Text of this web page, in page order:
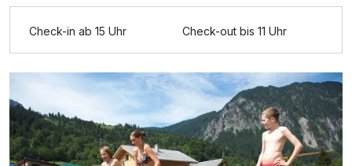
Check-in ab 15 Uhr Check-out bis 11 Uhr